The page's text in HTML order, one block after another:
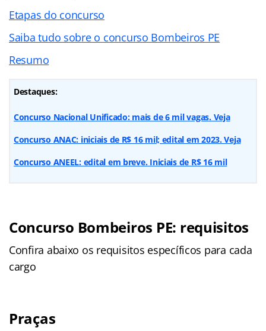
Etapas do concurso
Saiba tudo sobre o concurso Bombeiros PE
Resumo
Destaques:
Concurso Nacional Unificado: mais de 6 mil vagas. Veja
Concurso ANAC: iniciais de R$ 16 mil; edital em 2023. Veja
Concurso ANEEL: edital em breve. Iniciais de R$ 16 mil
Concurso Bombeiros PE: requisitos
Confira abaixo os requisitos específicos para cada
cargo
Praças